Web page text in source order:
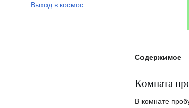
Выход в космос
Содержимое
Комната
В комнате